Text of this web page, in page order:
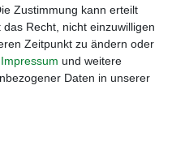
Zustimmung kann erteilt
Recht, nicht einzuwilligen
Zeitpunkt zu ändern oder
Impressum und weitere
Daten in unserer